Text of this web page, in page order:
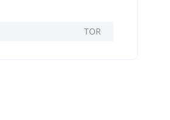
TOR